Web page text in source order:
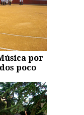
por
poco